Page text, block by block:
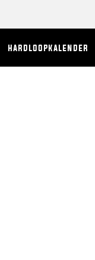
hardloopkalender